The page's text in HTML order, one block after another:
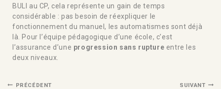
BULI au CP, cela représente un gain de temps
considérable : pas besoin de réexpliquer le
fonctionnement du manuel, les automatismes sont déjà
là. Pour l’équipe pédagogique d’une école, c’est
l’assurance d’une progression sans rupture entre les
deux niveaux.
PRÉCÉDENT SUIVANT